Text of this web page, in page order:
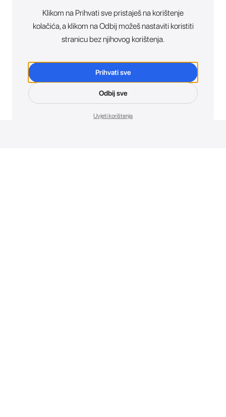
Klikom na Prihvati sve pristaješ na korištenje
kolačića, a klikom na Odbij možeš nastaviti koristiti
stranicu bez njihovog korištenja.
Prihvati sve
Odbij sve
Uvjeti korištenja